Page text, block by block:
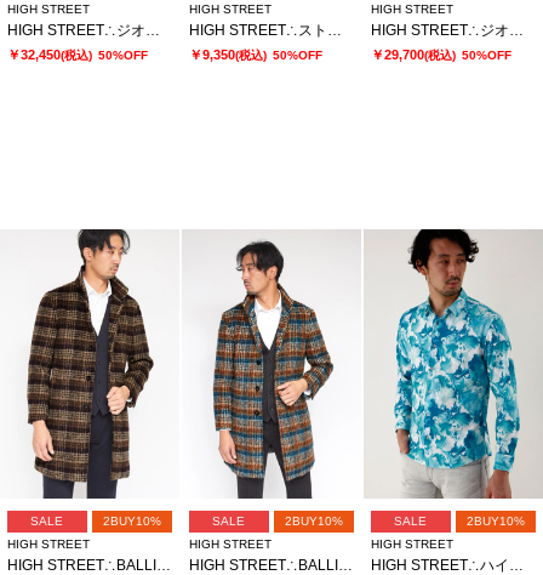
HIGH STREET
HIGH STREET∴ジオメトリックモールスタンドコート
￥32,450(税込) 50%OFF
HIGH STREET
HIGH STREET∴ストレッチドットドビーシャツ
￥9,350(税込) 50%OFF
HIGH STREET
HIGH STREET∴ジオメトリックモールスタンドコート
￥29,700(税込) 50%OFF
SALE
2BUY10%
HIGH STREET
HIGH STREET∴BALLIシャギーチェックスタンドコート
SALE
2BUY10%
HIGH STREET
HIGH STREET∴BALLIシャギーチェックスタンドコート
SALE
2BUY10%
HIGH STREET
HIGH STREET∴ハイテンションスペクトラムフラワーシャツ